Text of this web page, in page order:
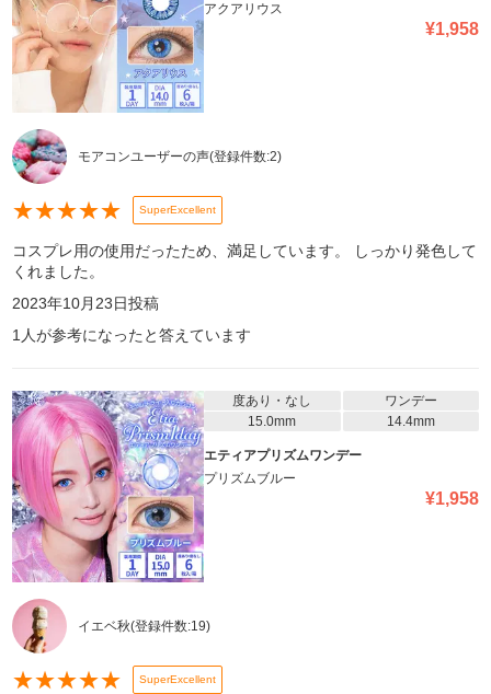
アクアリウス
¥1,958
モアコンユーザーの声(登録件数:2)
★★★★★ SuperExcellent
コスプレ用の使用だったため、満足しています。 しっかり発色して
くれました。
2023年10月23日投稿
1 人が参考になったと答えています
度あり・なし
ワンデー
15.0mm
14.4mm
エティアプリズムワンデー
プリズムブルー
¥1,958
イエベ秋(登録件数:19)
★★★★★ SuperExcellent